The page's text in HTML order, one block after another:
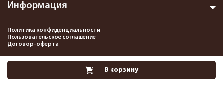
В корзину
Информация
Политика конфиденциальности
Пользовательское соглашение
Договор-оферта
2013-2026 Интернет-магазин пневматики, страйкбола и снаряжения–
Pnevmat24.ru. Все права защищены.©